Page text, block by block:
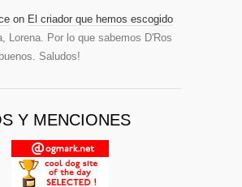
on El criador que hemos escogido
Lorena. Por lo que sabemos D'Ros
Saludos!
Y MENCIONES